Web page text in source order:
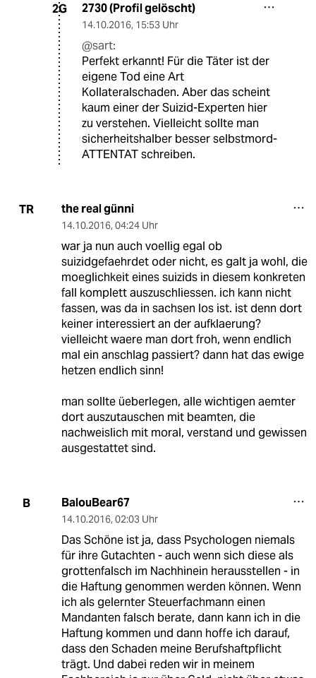
2G 2730 (Profil gelöscht)
14.10.2016, 15:53 Uhr
@sart:
Perfekt erkannt! Für die Täter ist der
eigene Tod eine Art
Kollateralschaden. Aber das scheint
kaum einer der Suizid-Experten hier
zu verstehen. Vielleicht sollte man
sicherheitshalber besser selbstmord-
ATTENTAT schreiben.
TR the real günni
14.10.2016, 04:24 Uhr
war ja nun auch voellig egal ob
suizidgefaehrdet oder nicht, es galt ja wohl, die
moeglichkeit eines suizids in diesem konkreten
fall komplett auszuschliessen. ich kann nicht
fassen, was da in sachsen los ist. ist denn dort
keiner interessiert an der aufklaerung?
vielleicht waere man dort froh, wenn endlich
mal ein anschlag passiert? dann hat das ewige
hetzen endlich sinn!
man sollte üeberlegen, alle wichtigen aemter
dort auszutauschen mit beamten, die
nachweislich mit moral, verstand und gewissen
ausgestattet sind.
B BalouBear67
14.10.2016, 02:03 Uhr
Das Schöne ist ja, dass Psychologen niemals
für ihre Gutachten - auch wenn sich diese als
grottenfalsch im Nachhinein herausstellen - in
die Haftung genommen werden können. Wenn
ich als gelernter Steuerfachmann einen
Mandanten falsch berate, dann kann ich in die
Haftung kommen und dann hoffe ich darauf,
dass den Schaden meine Berufshaftpflicht
trägt. Und dabei reden wir in meinem